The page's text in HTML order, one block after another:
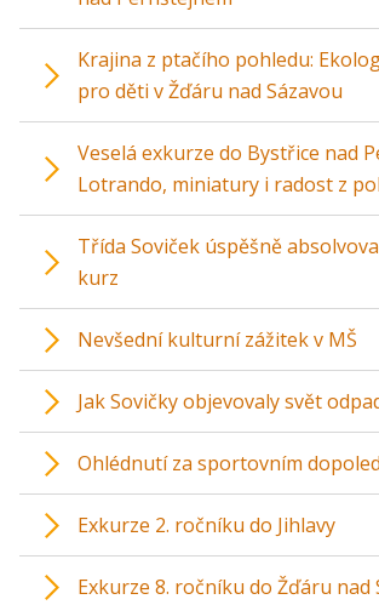
Krajina z ptačího pohledu:
pro děti v Žďáru nad Sázavou
Veselá exkurze do Bystřice nad
Lotrando, miniatury i radost z
Třída Soviček úspěšně
kurz
Nevšední kulturní zážitek v MŠ
Jak Sovičky objevovaly svět
Ohlédnutí za sportovním
Exkurze 2. ročníku do Jihlavy
Exkurze 8. ročníku do Žďáru nad